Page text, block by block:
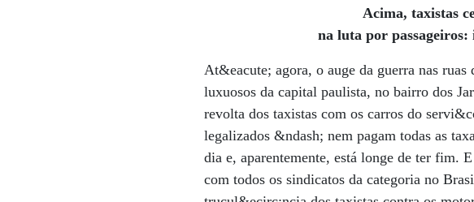
Acima, taxistas
na luta por
At&eacute; agora, o auge da guerra nas
luxuosos da capital paulista, no bairro dos
revolta dos taxistas com os carros do
legalizados &ndash; nem pagam todas as
dia e, aparentemente, está longe de ter fim.
com todos os sindicatos da categoria no